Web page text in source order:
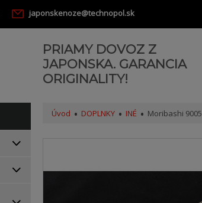
japonskenoze@technopol.sk
PRIAMY DOVOZ Z
JAPONSKA. GARANCIA
ORIGINALITY!
Úvod DOPLNKY INÉ Moribashi 9005